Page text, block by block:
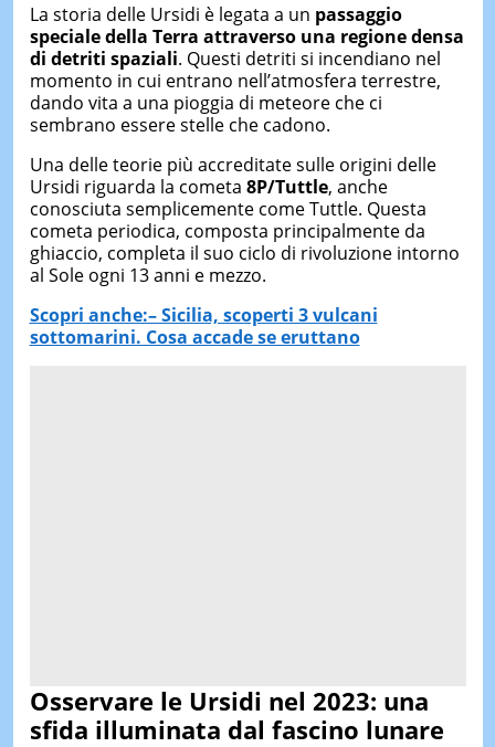
La storia delle Ursidi è legata a un passaggio
speciale della Terra attraverso una regione densa
di detriti spaziali. Questi detriti si incendiano nel
momento in cui entrano nell’atmosfera terrestre,
dando vita a una pioggia di meteore che ci
sembrano essere stelle che cadono.
Una delle teorie più accreditate sulle origini delle
Ursidi riguarda la cometa 8P/Tuttle, anche
conosciuta semplicemente come Tuttle. Questa
cometa periodica, composta principalmente da
ghiaccio, completa il suo ciclo di rivoluzione intorno
al Sole ogni 13 anni e mezzo.
Scopri anche:– Sicilia, scoperti 3 vulcani
sottomarini. Cosa accade se eruttano
Osservare le Ursidi nel 2023: una
sfida illuminata dal fascino lunare